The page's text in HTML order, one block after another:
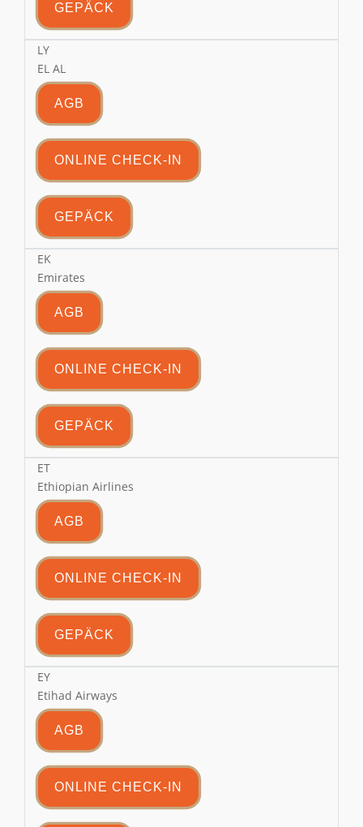
GEPÄCK
LY
EL AL
AGB
ONLINE CHECK-IN
GEPÄCK
EK
Emirates
AGB
ONLINE CHECK-IN
GEPÄCK
ET
Ethiopian Airlines
AGB
ONLINE CHECK-IN
GEPÄCK
EY
Etihad Airways
AGB
ONLINE CHECK-IN